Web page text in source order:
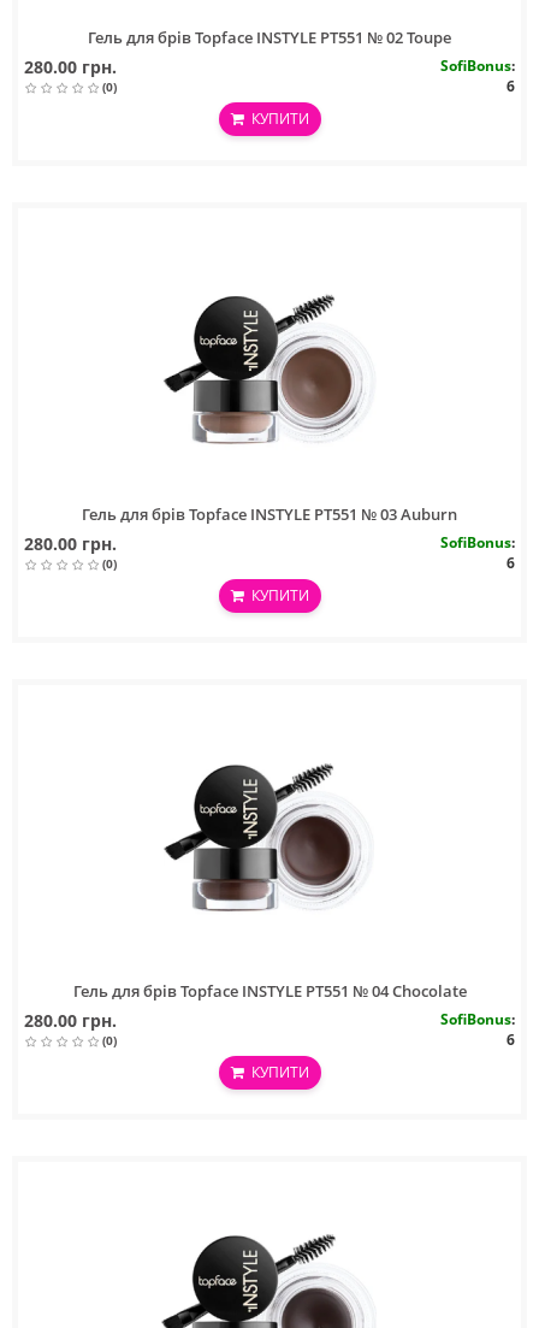
Гель для брів Topface INSTYLE PT551 № 02 Toupe
280.00 грн.
(0)
SofiBonus:
6
КУПИТИ
Гель для брів Topface INSTYLE PT551 № 03 Auburn
280.00 грн.
(0)
SofiBonus:
6
КУПИТИ
Гель для брів Topface INSTYLE PT551 № 04 Chocolate
280.00 грн.
(0)
SofiBonus:
6
КУПИТИ